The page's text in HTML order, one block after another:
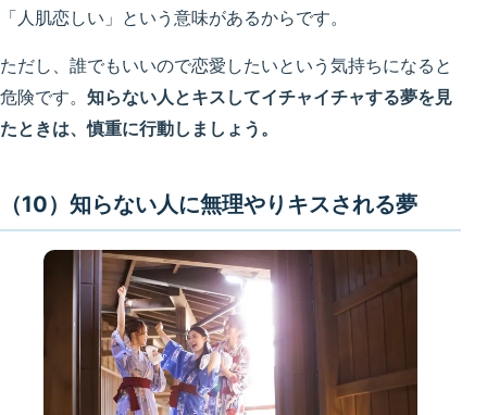
「人肌恋しい」という意味があるからです。
ただし、誰でもいいので恋愛したいという気持ちになると
危険です。 知らない人とキスしてイチャイチャする夢を見
たときは、慎重に行動しましょう。
（10）知らない人に無理やりキスされる夢